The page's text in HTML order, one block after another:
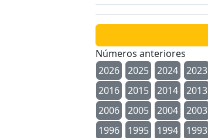
Números anteriores
2026
2025 2024 2023
2016
2015 2014 2013
2006
2005 2004 2003
1996
1995 1994 1993